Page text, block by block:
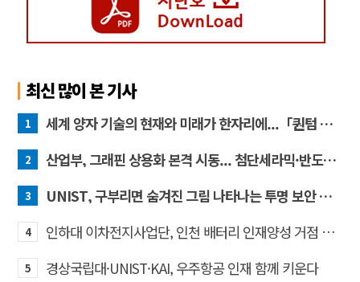
최신 많이 본 기사
1 세계 양자 기술의 현재와 미래가 한자리에...「퀀텀 코리아 2026」 개최
2 산업부, 그래핀 상용화 본격 시동... 첨단세라믹·반도체 방열소재 시장 확대 기대
3 UNIST, 구부리면 숨겨진 그림 나타나는 투명 보안 필름 개발
4 인하대 이차전지사업단, 인천 배터리 인재양성 거점 역할 강화
5 경상국립대·UNIST·KAI, 우주항공 인재 함께 키운다